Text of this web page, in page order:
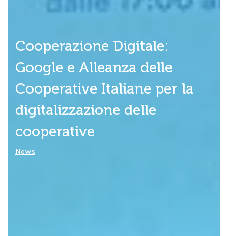
Cooperazione Digitale:
Google e Alleanza delle
Cooperative Italiane per la
digitalizzazione delle
cooperative
News